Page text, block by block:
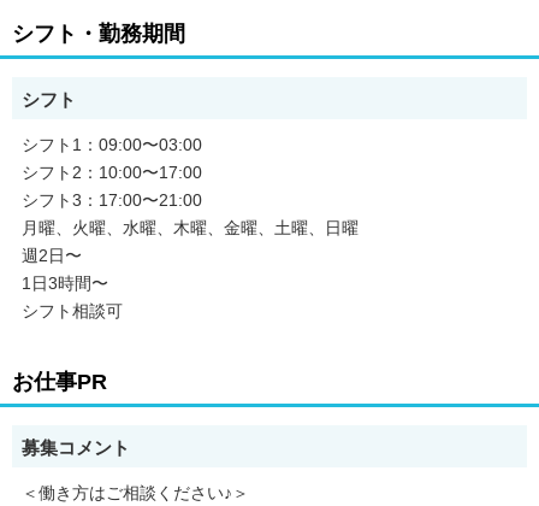
シフト・勤務期間
シフト
シフト1：09:00〜03:00
シフト2：10:00〜17:00
シフト3：17:00〜21:00
月曜、火曜、水曜、木曜、金曜、土曜、日曜
週2日〜
1日3時間〜
シフト相談可
お仕事PR
募集コメント
＜働き方はご相談ください♪＞